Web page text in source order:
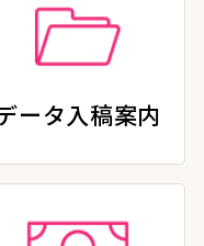
ータ入稿案内